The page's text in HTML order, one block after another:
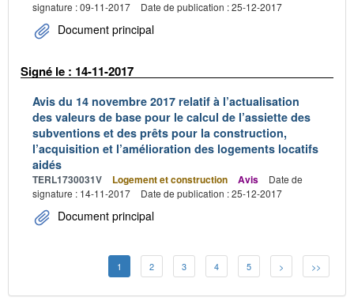
signature : 09-11-2017
Date de publication : 25-12-2017
Document principal
Signé le : 14-11-2017
Avis du 14 novembre 2017 relatif à l’actualisation
des valeurs de base pour le calcul de l’assiette des
subventions et des prêts pour la construction,
l’acquisition et l’amélioration des logements locatifs
aidés
TERL1730031V Logement et construction Avis
Date de
signature : 14-11-2017
Date de publication : 25-12-2017
Document principal
1 2 3 4 5 > >>